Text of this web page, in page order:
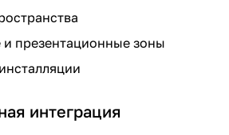
презентационные зоны
интеграция